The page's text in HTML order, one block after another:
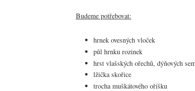
Budeme potřebovat:
hrnek ovesných vloček
půl hrnku rozinek
hrst vlašských ořechů, dýňových
lžička skořice
trocha muškátového oříšku